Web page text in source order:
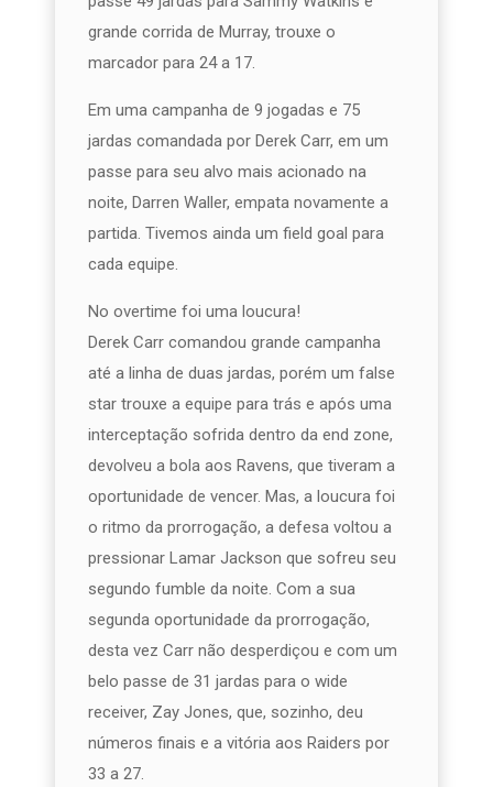
grande corrida de Murray, trouxe o
marcador para 24 a 17.
Em uma campanha de 9 jogadas e 75
jardas comandada por Derek Carr, em um
passe para seu alvo mais acionado na
noite, Darren Waller, empata novamente a
partida. Tivemos ainda um field goal para
cada equipe.
No overtime foi uma loucura!
Derek Carr comandou grande campanha
até a linha de duas jardas, porém um false
star trouxe a equipe para trás e após uma
interceptação sofrida dentro da end zone,
devolveu a bola aos Ravens, que tiveram a
oportunidade de vencer. Mas, a loucura foi
o ritmo da prorrogação, a defesa voltou a
pressionar Lamar Jackson que sofreu seu
segundo fumble da noite. Com a sua
segunda oportunidade da prorrogação,
desta vez Carr não desperdiçou e com um
belo passe de 31 jardas para o wide
receiver, Zay Jones, que, sozinho, deu
números finais e a vitória aos Raiders por
33 a 27.